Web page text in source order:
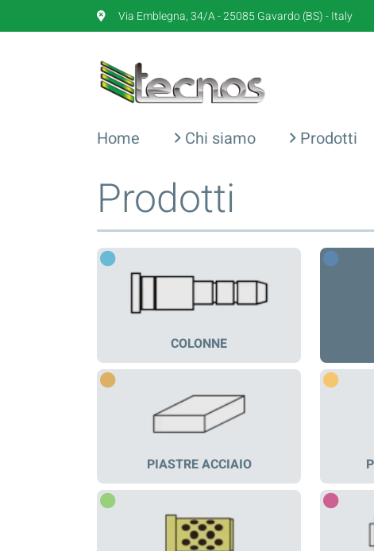
Via Emblegna, 34/A - 25085 Gavardo (BS) - Italy
Home Chi siamo Prodotti
Prodotti
COLONNE
PIASTRE ACCIAIO